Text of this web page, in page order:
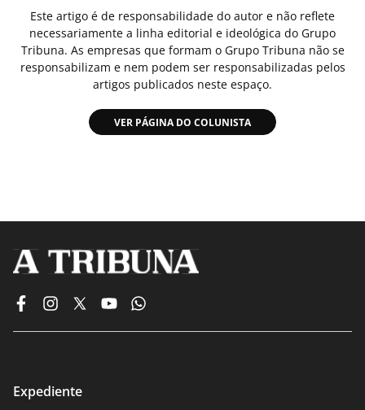
Este artigo é de responsabilidade do autor e não reflete
necessariamente a linha editorial e ideológica do Grupo
Tribuna. As empresas que formam o Grupo Tribuna não se
responsabilizam e nem podem ser responsabilizadas pelos
artigos publicados neste espaço.
VER PÁGINA DO COLUNISTA
Expediente